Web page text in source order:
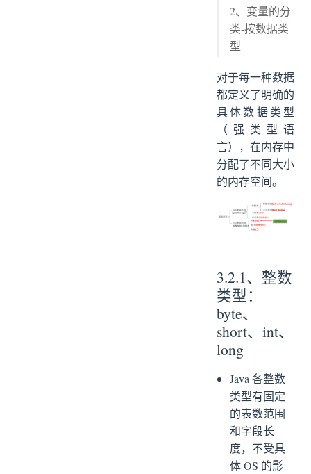
2、变量的分
类-按数据类
型
对于每一种数据
都定义了明确的
具体数据类型
（强类型语
言），在内存中
分配了不同大小
的内存空间。
3.2.1、整数
类型：
byte、
short、int、
long
Java 各整数
类型有固定
的表数范围
和字段长
度，不受具
体 OS 的影